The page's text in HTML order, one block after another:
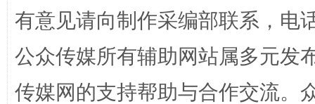
有意见请向制作采编部联系，电
公众传媒所有辅助网站属多元发
传媒网的支持帮助与合作交流。